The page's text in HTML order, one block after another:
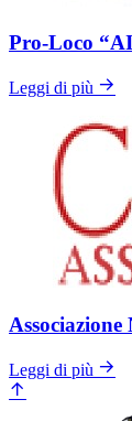
Pro-Loco
Leggi di più
Leggi di più